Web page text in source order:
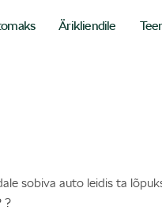
Ärikliendile
sobiva auto leidis ta
?